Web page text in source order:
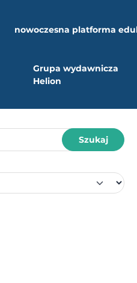
nowoczesna platforma
Grupa wydawnicza
Helion
Szukaj